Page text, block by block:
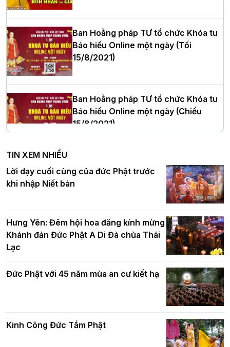
cử Trưởng BTS GHPGVN thành phố Hải
Phòng nhiệm kỳ 2026 – 2031
Thượng tọa Thích Tâm Chính được suy
cử tân Trưởng ban Trị sự GHPGVN tỉnh
Hà Nội: Tăng Ni Trường hạ Bồ Đề trang
nghiêm tác pháp Tiền an cư PL.2570 –
DL.2026
chúc mừng Phật đản BTS GHPGVN TP.
Hà Nội
Hơn 5.000 người tham dự diễu hành,
Ban Hoằng pháp TƯ tổ chức Khóa tu
Báo hiếu Online một ngày (Tối
15/8/2021)
Ban Hoằng pháp TƯ tổ chức Khóa tu
Báo hiếu Online một ngày (Chiều
15/8/2021)
Ban Hoằng pháp TƯ tổ chức Khóa tu
Báo hiếu Online một ngày (Sáng
15/8/2021)
Tinh thần yêu nước của Phật giáo
Phật giáo chính tín Phần 9: Giải thích
TIN XEM NHIỀU
Lời dạy cuối cùng của đức Phật trước
khi nhập Niết bàn
Hưng Yên: Đêm hội hoa đăng kính mừng
Khánh đản Đức Phật A Di Đà chùa Thái
Lạc
Đức Phật với 45 năm mùa an cư kiết hạ
Kinh Công Đức Tắm Phật